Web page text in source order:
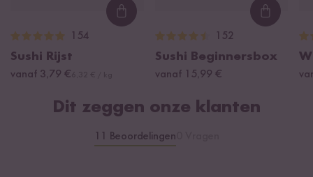
Zout
Loading...
154
Sushi Rijst
vanaf 3,79 €
152
Sushi Beginnersbox
vanaf 15,99 €
Dit zeggen onze klanten
11 Beoordelingen